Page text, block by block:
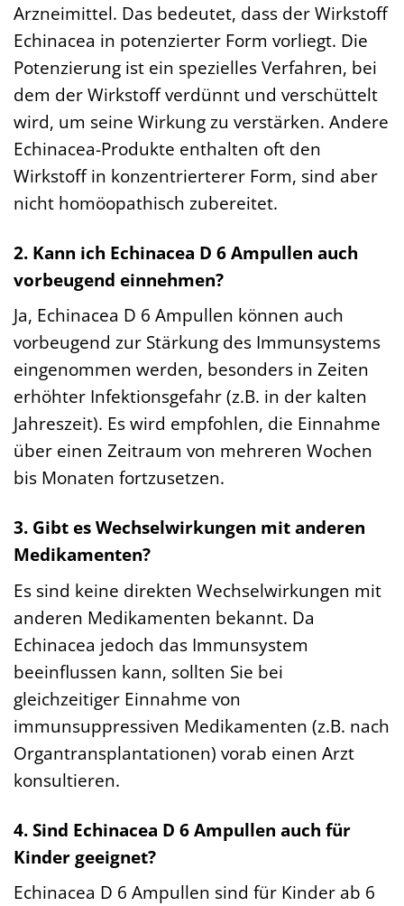
Arzneimittel. Das bedeutet, dass der Wirkstoff
Echinacea in potenzierter Form vorliegt. Die
Potenzierung ist ein spezielles Verfahren, bei
dem der Wirkstoff verdünnt und verschüttelt
wird, um seine Wirkung zu verstärken. Andere
Echinacea-Produkte enthalten oft den
Wirkstoff in konzentrierterer Form, sind aber
nicht homöopathisch zubereitet.
2. Kann ich Echinacea D 6 Ampullen auch
vorbeugend einnehmen?
Ja, Echinacea D 6 Ampullen können auch
vorbeugend zur Stärkung des Immunsystems
eingenommen werden, besonders in Zeiten
erhöhter Infektionsgefahr (z.B. in der kalten
Jahreszeit). Es wird empfohlen, die Einnahme
über einen Zeitraum von mehreren Wochen
bis Monaten fortzusetzen.
3. Gibt es Wechselwirkungen mit anderen
Medikamenten?
Es sind keine direkten Wechselwirkungen mit
anderen Medikamenten bekannt. Da
Echinacea jedoch das Immunsystem
beeinflussen kann, sollten Sie bei
gleichzeitiger Einnahme von
immunsuppressiven Medikamenten (z.B. nach
Organtransplantationen) vorab einen Arzt
konsultieren.
4. Sind Echinacea D 6 Ampullen auch für
Kinder geeignet?
Echinacea D 6 Ampullen sind für Kinder ab 6